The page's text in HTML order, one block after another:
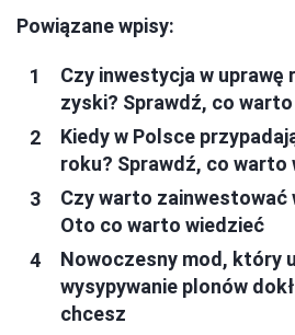
Powiązane wpisy:
Czy inwestycja w uprawę
zyski? Sprawdź, co
Kiedy w Polsce
roku? Sprawdź, co warto
Czy warto zainwestować
Oto co warto wiedzieć
Nowoczesny mod, który
wysypywanie plonów
chcesz